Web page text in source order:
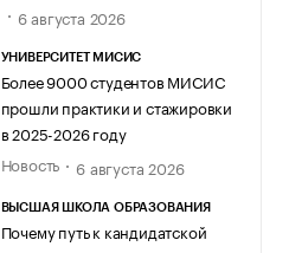
6 августа 2026
УНИВЕРСИТЕТ МИСИС
Более 9000 студентов МИСИС
прошли практики и стажировки
в 2025-2026 году
Новость
6 августа 2026
ВЫСШАЯ ШКОЛА ОБРАЗОВАНИЯ
Почему путь к кандидатской